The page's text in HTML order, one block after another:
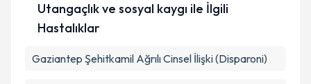
Utangaçlık ve sosyal kaygı ile İlgili
Hastalıklar
Gaziantep Şehitkamil Ağrılı Cinsel İlişki (Disparoni)